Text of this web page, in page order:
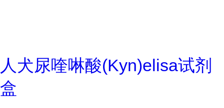
人犬尿喹啉酸(Kyn)elisa试剂
盒